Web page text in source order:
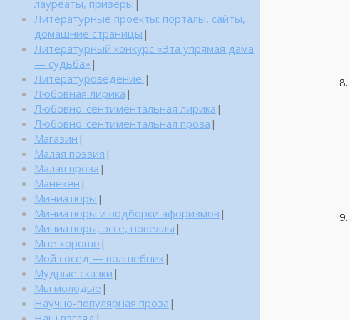
лауреаты, призеры |
Литературные проекты: порталы, сайты,
домашние страницы |
Литературный конкурс «Эта упрямая дама
— судьба» |
Литературоведение. |
Любовная лирика |
Любовно-сентиментальная лирика |
Любовно-сентиментальная проза |
Магазин |
Малая поэзия |
Малая проза |
Манекен |
Миниатюры |
Миниатюры и подборки афоризмов |
Миниатюры, эссе, новеллы |
Мне хорошо |
Мой сосед — волшебник|
Мудрые сказки |
Мы молодые |
Научно-популярная проза |